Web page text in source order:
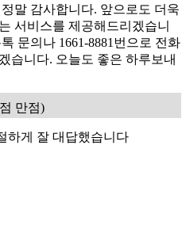
말 감사합니다. 앞으로도 더욱
서비스를 제공해드리겠습니
문의나 1661-8881번으로 전화
습니다. 오늘도 좋은 하루보내
만점)
하게 잘 대답했습니다